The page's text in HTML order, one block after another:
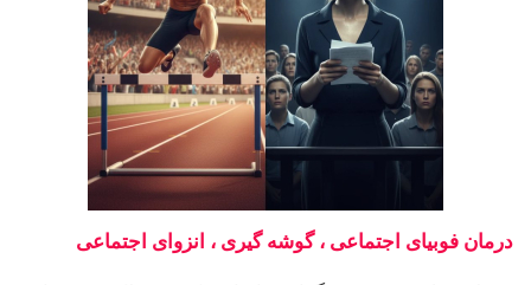
درمان فوبیای اجتماعی ، گوشه گیری ، انزوای اجتماعی